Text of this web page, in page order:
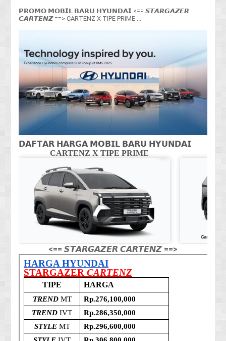
𝗣𝗥𝗢𝗠𝗢 𝗠𝗢𝗕𝗜𝗟 𝗕𝗔𝗥𝗨 𝗛𝗬𝗨𝗡𝗗𝗔𝗜 <== 𝙎𝙏𝘼𝙍𝙂𝘼𝙕𝙀𝙍
𝘾𝘼𝙍𝙏𝙀𝙉𝙕 ==> CARTENZ X TIPE PRIME ...
𝗗𝗔𝗙𝗧𝗔𝗥 𝗛𝗔𝗥𝗚𝗔 𝗠𝗢𝗕𝗜𝗟 𝗕𝗔𝗥𝗨 𝗛𝗬𝗨𝗡𝗗𝗔𝗜
CARTENZ X TIPE PRIME
<== 𝙎𝙏𝘼𝙍𝙂𝘼𝙕𝙀𝙍 𝘾𝘼𝙍𝙏𝙀𝙉𝙕 ==>